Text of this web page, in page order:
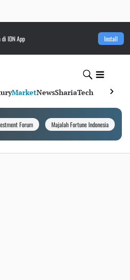
IDN App Install
MarketNewsShariaTech
Forum Majalah Fortune Indonesia